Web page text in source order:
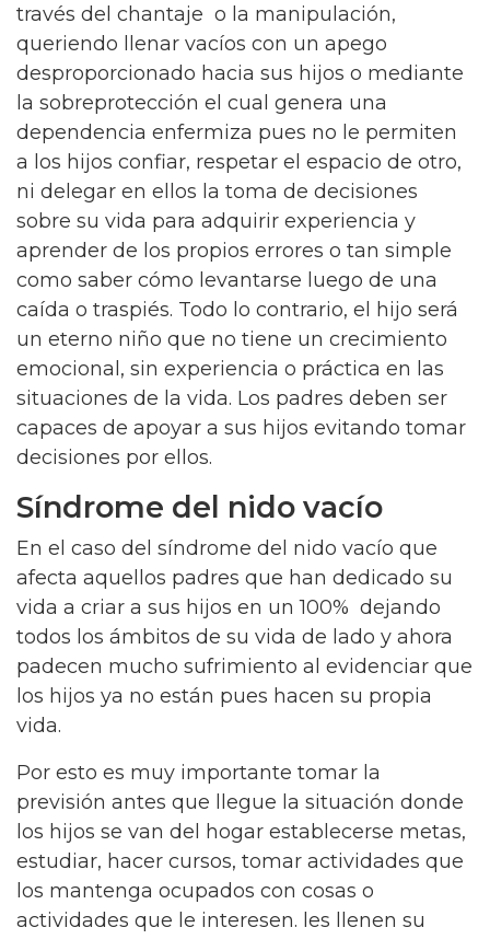
través del chantaje o la manipulación,
queriendo llenar vacíos con un apego
desproporcionado hacia sus hijos o mediante
la sobreprotección el cual genera una
dependencia enfermiza pues no le permiten
a los hijos confiar, respetar el espacio de otro,
ni delegar en ellos la toma de decisiones
sobre su vida para adquirir experiencia y
aprender de los propios errores o tan simple
como saber cómo levantarse luego de una
caída o traspiés. Todo lo contrario, el hijo será
un eterno niño que no tiene un crecimiento
emocional, sin experiencia o práctica en las
situaciones de la vida. Los padres deben ser
capaces de apoyar a sus hijos evitando tomar
decisiones por ellos.
Síndrome del nido vacío
En el caso del síndrome del nido vacío que
afecta aquellos padres que han dedicado su
vida a criar a sus hijos en un 100% dejando
todos los ámbitos de su vida de lado y ahora
padecen mucho sufrimiento al evidenciar que
los hijos ya no están pues hacen su propia
vida.
Por esto es muy importante tomar la
previsión antes que llegue la situación donde
los hijos se van del hogar establecerse metas,
estudiar, hacer cursos, tomar actividades que
los mantenga ocupados con cosas o
actividades que le interesen. les llenen su